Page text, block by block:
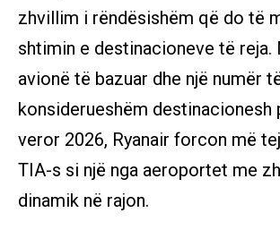
zhvillim i rëndësishëm që do të
shtimin e destinacioneve të reja.
avionë të bazuar dhe një numër
konsiderueshëm destinacionesh
veror 2026, Ryanair forcon më
TIA-s si një nga aeroportet me
dinamik në rajon.